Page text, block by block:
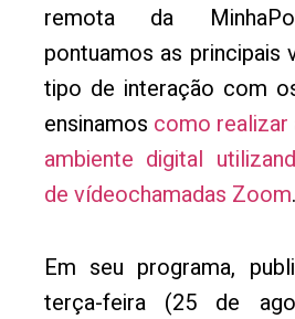
remota da
pontuamos as principais
tipo de interação com
ensinamos como realizar
ambiente digital
de vídeochamadas Zoom.
Em seu programa,
terça-feira (25 de